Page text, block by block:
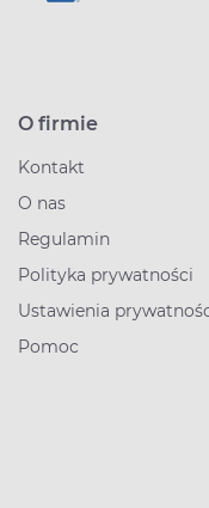
O firmie
Kontakt
O nas
Regulamin
Polityka prywatności
Ustawienia
Pomoc